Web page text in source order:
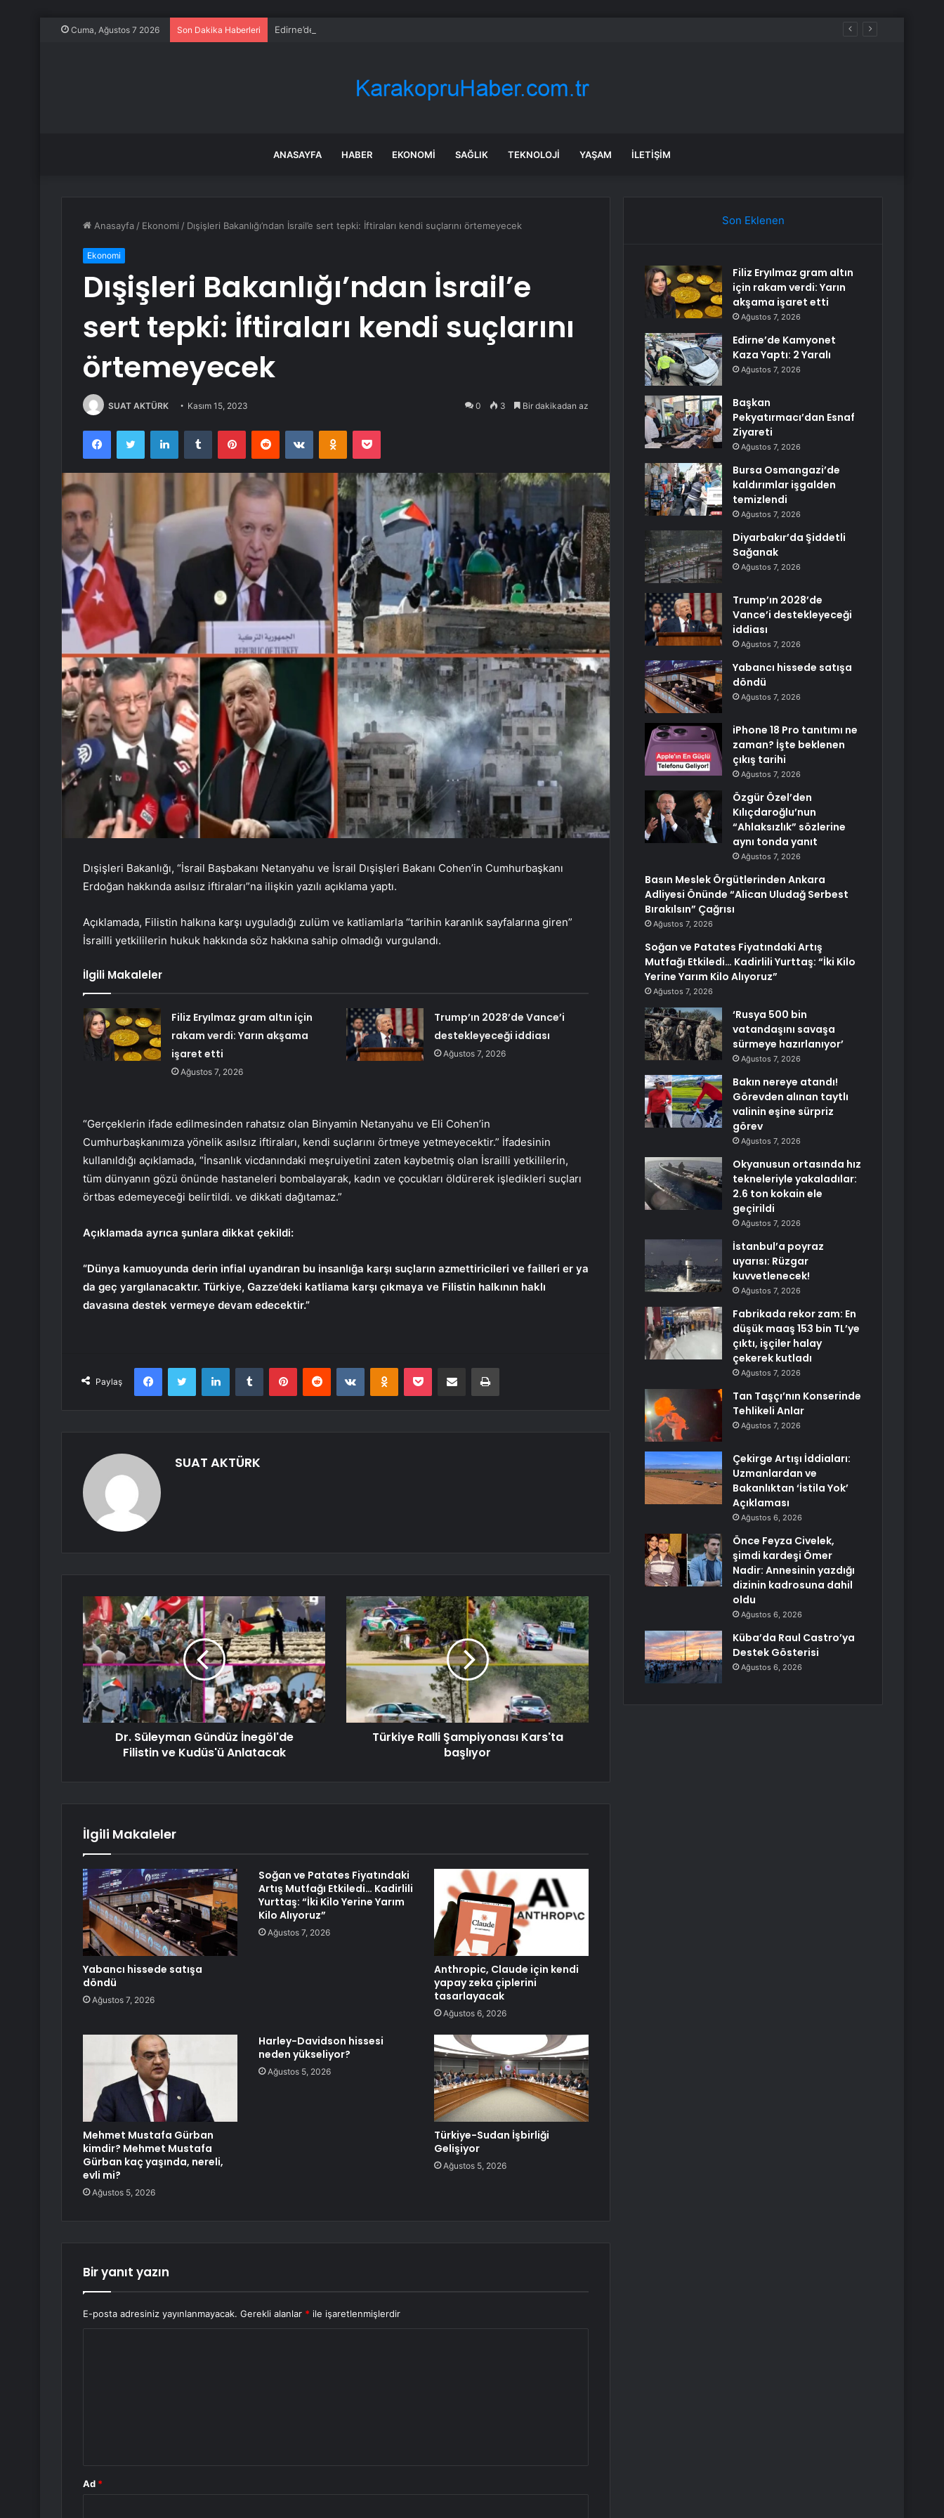
Cuma, Ağustos 7 2026 Son Dakika Haberleri Edirne’de Kamyonet Kaza Yaptı: 2 Yaralı
ANASAYFA HABER EKONOMI SAĞLIK TEKNOLOJI YAŞAM İLETIŞIM
Anasayfa / Ekonomi / Dışişleri Bakanlığı’ndan İsrail’e sert tepki: İftiraları kendi suçlarını örtemeyecek
Ekonomi
Dışişleri Bakanlığı’ndan İsrail’e
sert tepki: İftiraları kendi suçlarını
örtemeyecek
SUAT AKTÜRK Kasım 15, 2023 0 3 Bir dakikadan az
FacebookTwitter LinkedInTumblr PinterestReddit VKontakteOdnoklassniki
Pocket
Dışişleri Bakanlığı, “İsrail Başbakanı Netanyahu ve İsrail Dışişleri Bakanı Cohen’in Cumhurbaşkanı
Erdoğan hakkında asılsız iftiraları”na ilişkin yazılı açıklama yaptı.
Açıklamada, Filistin halkına karşı uyguladığı zulüm ve katliamlarla “tarihin karanlık sayfalarına giren”
İsrailli yetkililerin hukuk hakkında söz hakkına sahip olmadığı vurgulandı.
İlgili Makaleler
Filiz Eryılmaz gram altın için
rakam verdi: Yarın akşama
işaret etti
Ağustos 7, 2026
Trump’ın 2028’de Vance’i
destekleyeceği iddiası
Ağustos 7, 2026
“Gerçeklerin ifade edilmesinden rahatsız olan Binyamin Netanyahu ve Eli Cohen’in
Cumhurbaşkanımıza yönelik asılsız iftiraları, kendi suçlarını örtmeye yetmeyecektir.” İfadesinin
kullanıldığı açıklamada, “İnsanlık vicdanındaki meşruiyetini zaten kaybetmiş olan İsrailli yetkililerin,
tüm dünyanın gözü önünde hastaneleri bombalayarak, kadın ve çocukları öldürerek işledikleri suçları
örtbas edemeyeceği belirtildi. ve dikkati dağıtamaz.”
Açıklamada ayrıca şunlara dikkat çekildi:
“Dünya kamuoyunda derin infial uyandıran bu insanlığa karşı suçların azmettiricileri ve failleri er ya
da geç yargılanacaktır. Türkiye, Gazze’deki katliama karşı çıkmaya ve Filistin halkının haklı
davasına destek vermeye devam edecektir.”
Paylaş
FacebookTwitter LinkedInTumblr PinterestReddit VKontakteOdnoklassniki
Pocket E-Posta ile paylaş Yazdır
SUAT AKTÜRK
Dr. Süleyman Gündüz İnegöl'de
Filistin ve Kudüs'ü Anlatacak
Türkiye Ralli Şampiyonası Kars'ta
başlıyor
İlgili Makaleler
Yabancı hissede satışa
döndü
Ağustos 7, 2026
Soğan ve Patates Fiyatındaki
Artış Mutfağı Etkiledi… Kadirlili
Yurttaş: “İki Kilo Yerine Yarım
Kilo Alıyoruz”
Ağustos 7, 2026
Anthropic, Claude için kendi
yapay zeka çiplerini
tasarlayacak
Ağustos 6, 2026
Mehmet Mustafa Gürban
kimdir? Mehmet Mustafa
Gürban kaç yaşında, nereli,
evli mi?
Ağustos 5, 2026
Harley-Davidson hissesi
neden yükseliyor?
Ağustos 5, 2026
Türkiye-Sudan İşbirliği
Gelişiyor
Ağustos 5, 2026
Bir yanıt yazın
E-posta adresiniz yayınlanmayacak. Gerekli alanlar * ile işaretlenmişlerdir
Ad *
Son Eklenen
Filiz Eryılmaz gram altın
için rakam verdi: Yarın
akşama işaret etti
Ağustos 7, 2026
Edirne’de Kamyonet
Kaza Yaptı: 2 Yaralı
Ağustos 7, 2026
Başkan
Pekyatırmacı’dan Esnaf
Ziyareti
Ağustos 7, 2026
Bursa Osmangazi’de
kaldırımlar işgalden
temizlendi
Ağustos 7, 2026
Diyarbakır’da Şiddetli
Sağanak
Ağustos 7, 2026
Trump’ın 2028’de
Vance’i destekleyeceği
iddiası
Ağustos 7, 2026
Yabancı hissede satışa
döndü
Ağustos 7, 2026
iPhone 18 Pro tanıtımı ne
zaman? İşte beklenen
çıkış tarihi
Ağustos 7, 2026
Özgür Özel’den
Kılıçdaroğlu’nun
“Ahlaksızlık” sözlerine
aynı tonda yanıt
Ağustos 7, 2026
Basın Meslek Örgütlerinden Ankara
Adliyesi Önünde “Alican Uludağ Serbest
Bırakılsın” Çağrısı
Ağustos 7, 2026
Soğan ve Patates Fiyatındaki Artış
Mutfağı Etkiledi… Kadirlili Yurttaş: “İki Kilo
Yerine Yarım Kilo Alıyoruz”
Ağustos 7, 2026
‘Rusya 500 bin
vatandaşını savaşa
sürmeye hazırlanıyor’
Ağustos 7, 2026
Bakın nereye atandı!
Görevden alınan taytlı
valinin eşine sürpriz
görev
Ağustos 7, 2026
Okyanusun ortasında hız
tekneleriyle yakaladılar:
2.6 ton kokain ele
geçirildi
Ağustos 7, 2026
İstanbul’a poyraz
uyarısı: Rüzgar
kuvvetlenecek!
Ağustos 7, 2026
Fabrikada rekor zam: En
düşük maaş 153 bin TL’ye
çıktı, işçiler halay
çekerek kutladı
Ağustos 7, 2026
Tan Taşçı’nın Konserinde
Tehlikeli Anlar
Ağustos 7, 2026
Çekirge Artışı İddiaları:
Uzmanlardan ve
Bakanlıktan ‘İstila Yok’
Açıklaması
Ağustos 6, 2026
Önce Feyza Civelek,
şimdi kardeşi Ömer
Nadir: Annesinin yazdığı
dizinin kadrosuna dahil
oldu
Ağustos 6, 2026
Küba’da Raul Castro’ya
Destek Gösterisi
Ağustos 6, 2026